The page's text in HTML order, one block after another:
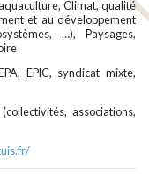
Climat, qualité
et au développement
…), Paysages,
EPIC, syndicat mixte,
associations,